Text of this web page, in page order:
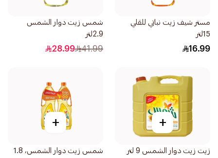
مستر شيف زيت نباتي للقلي
15لتر
16.99
شمس زيت دوار الشمس
2.9لتر
41.99
28.99
+
زيت زيت دوار الشمس 9 لتر
+
شمس زيت دوار الشمس، 1.8